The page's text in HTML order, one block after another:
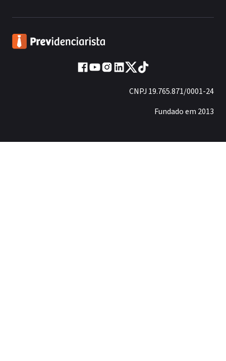
CNPJ 19.765.871/0001-24
Fundado em 2013